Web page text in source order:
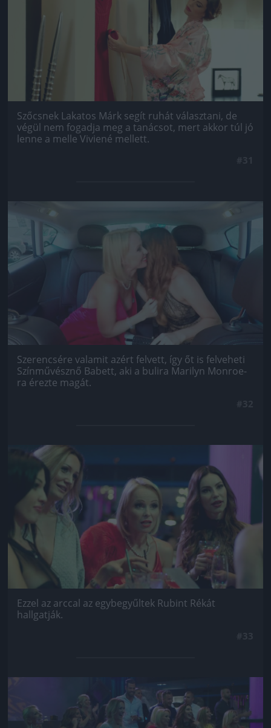
Szőcsnek Lakatos Márk segít ruhát választani, de
végül nem fogadja meg a tanácsot, mert akkor túl jó
lenne a melle Viviené mellett.
Szerencsére valamit azért felvett, így őt is felveheti
Színművésznő Babett, aki a bulira Marilyn Monroe-
ra érezte magát.
Ezzel az arccal az egybegyűltek Rubint Rékát
hallgatják.
Jön még kép!